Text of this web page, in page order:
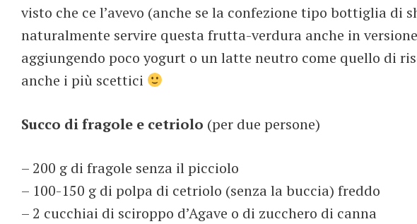
visto che ce l’avevo (anche se la confezione tipo bottiglia di
naturalmente servire questa frutta-verdura anche in
aggiungendo poco yogurt o un latte neutro come quello di
anche i più scettici
Succo di fragole e cetriolo (per due persone)
– 200 g di fragole senza il picciolo
– 100-150 g di polpa di cetriolo (senza la buccia) freddo
– 2 cucchiai di sciroppo d’Agave o di zucchero di canna